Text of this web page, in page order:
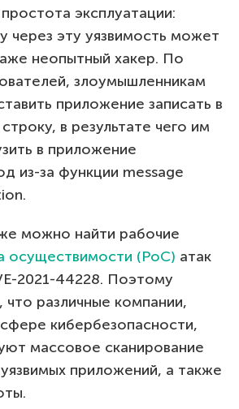
эксплуатации:
через эту уязвимость может
неопытный хакер. По
злоумышленникам
приложение записать в
в результате чего им
в приложение
из-за функции message
можно найти рабочие
осуществимости (PoC) атак
2021-44228. Поэтому
что различные компании,
кибербезопасности,
массовое сканирование
приложений, а также